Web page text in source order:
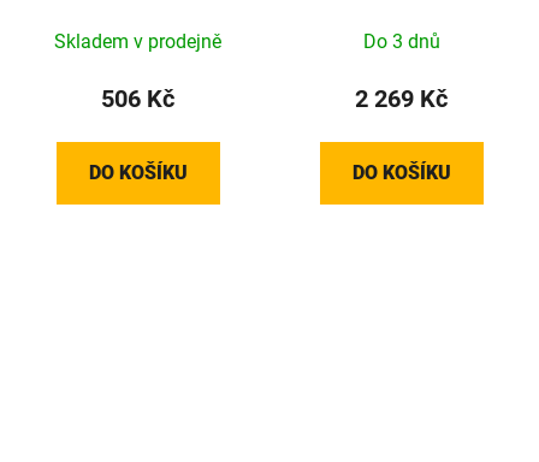
Skladem v prodejně
506 Kč
DO KOŠÍKU
Do 3 dnů
2 269 Kč
DO KOŠÍKU